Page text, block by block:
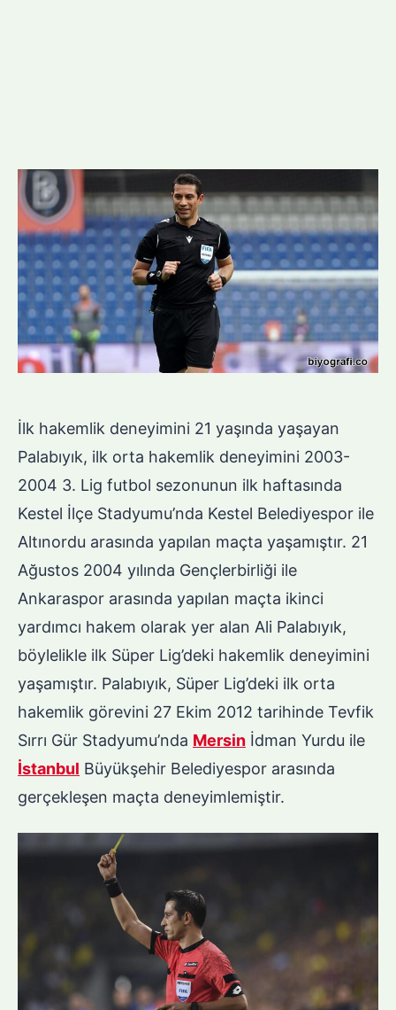
İlk hakemlik deneyimini 21 yaşında yaşayan
Palabıyık, ilk orta hakemlik deneyimini 2003-
2004 3. Lig futbol sezonunun ilk haftasında
Kestel İlçe Stadyumu’nda Kestel Belediyespor ile
Altınordu arasında yapılan maçta yaşamıştır. 21
Ağustos 2004 yılında Gençlerbirliği ile
Ankaraspor arasında yapılan maçta ikinci
yardımcı hakem olarak yer alan Ali Palabıyık,
böylelikle ilk Süper Lig’deki hakemlik deneyimini
yaşamıştır. Palabıyık, Süper Lig’deki ilk orta
hakemlik görevini 27 Ekim 2012 tarihinde Tevfik
Sırrı Gür Stadyumu’nda Mersin İdman Yurdu ile
İstanbul Büyükşehir Belediyespor arasında
gerçekleşen maçta deneyimlemiştir.